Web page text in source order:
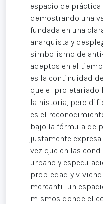
espacio de
demostrando una
fundada en una
anarquista y
simbolismo de
adeptos en el
es la continuidad
que el proletariado
la historia, pero
es el
bajo la fórmula de
justamente
vez que en las
urbano y
propiedad y
mercantil un
mismos donde el